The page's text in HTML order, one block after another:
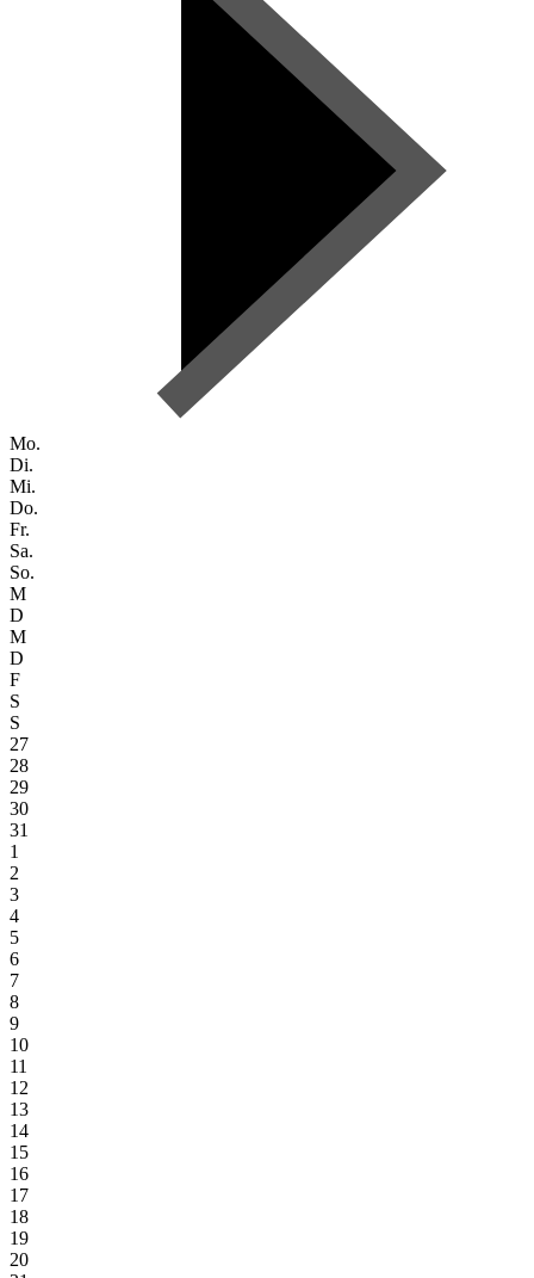
Mo.
Di.
Mi.
Do.
Fr.
Sa.
So.
M
D
M
D
F
S
S
27
28
29
30
31
1
2
3
4
5
6
7
8
9
10
11
12
13
14
15
16
17
18
19
20